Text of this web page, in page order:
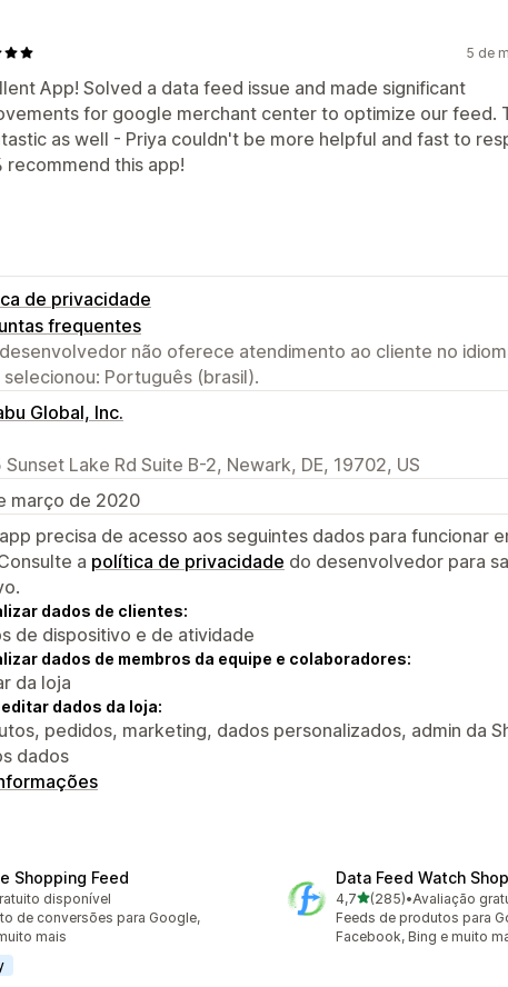
5 de
App! Solved a data feed issue and made significant
for google merchant center to optimize our feed.
as well - Priya couldn't be more helpful and fast to
recommend this app!
de privacidade
frequentes
não oferece atendimento ao cliente no
Português (brasil).
Global, Inc.
Sunset Lake Rd Suite B-2, Newark, DE, 19702, US
março de 2020
precisa de acesso aos seguintes dados para funcionar
a política de privacidade do desenvolvedor para
dados de clientes:
de dispositivo e de atividade
dados de membros da equipe e colaboradores:
da loja
editar dados da loja:
pedidos, marketing, dados personalizados, admin da
dados
Shopping Feed
disponível
de conversões para Google,
mais
Data Feed Watch
4,7de 5 estrelas
(285)
285 avaliações ao todo
•Avaliação
Feeds de produtos para
Facebook, Bing e muito